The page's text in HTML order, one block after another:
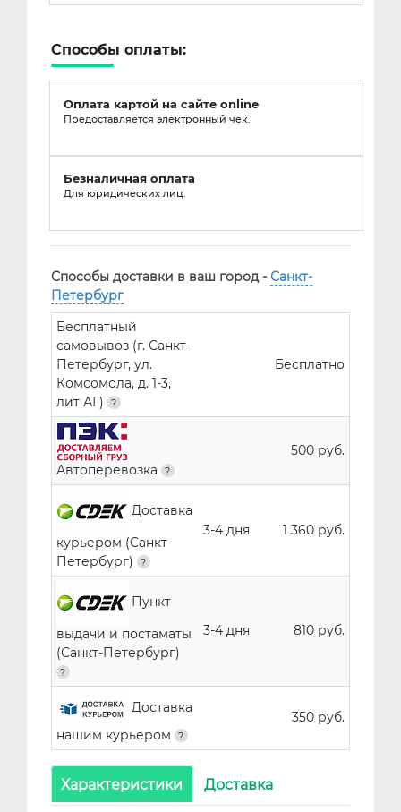
Способы оплаты:
Оплата картой на сайте online
Предоставляется электронный чек.
Безналичная оплата
Для юридических лиц.
Способы доставки в ваш город - Санкт-
Петербург
Бесплатный
самовывоз (г. Санкт-
Петербург, ул.
Комсомола, д. 1-3,
лит АГ)
Бесплатно
Автоперевозка
500 руб.
Доставка
курьером (Санкт-
Петербург)
3-4 дня 1 360 руб.
Пункт
выдачи и постаматы
(Санкт-Петербург)
3-4 дня 810 руб.
Доставка
нашим курьером
350 руб.
Характеристики Доставка